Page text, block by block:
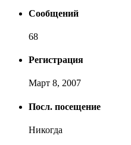
Сообщений
68
Регистрация
Март 8, 2007
Посл. посещение
Никогда